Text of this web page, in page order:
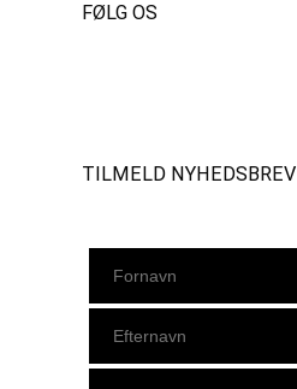
FØLG OS
TILMELD NYHEDSBREV